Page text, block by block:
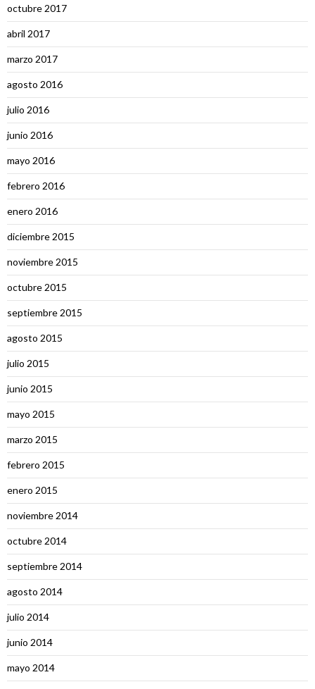
octubre 2017
abril 2017
marzo 2017
agosto 2016
julio 2016
junio 2016
mayo 2016
febrero 2016
enero 2016
diciembre 2015
noviembre 2015
octubre 2015
septiembre 2015
agosto 2015
julio 2015
junio 2015
mayo 2015
marzo 2015
febrero 2015
enero 2015
noviembre 2014
octubre 2014
septiembre 2014
agosto 2014
julio 2014
junio 2014
mayo 2014